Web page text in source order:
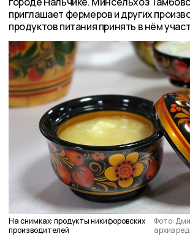
приглашает фермеров и других
продуктов питания принять в нём
На снимках: продукты никифоровских
производителей
Фото:
архив